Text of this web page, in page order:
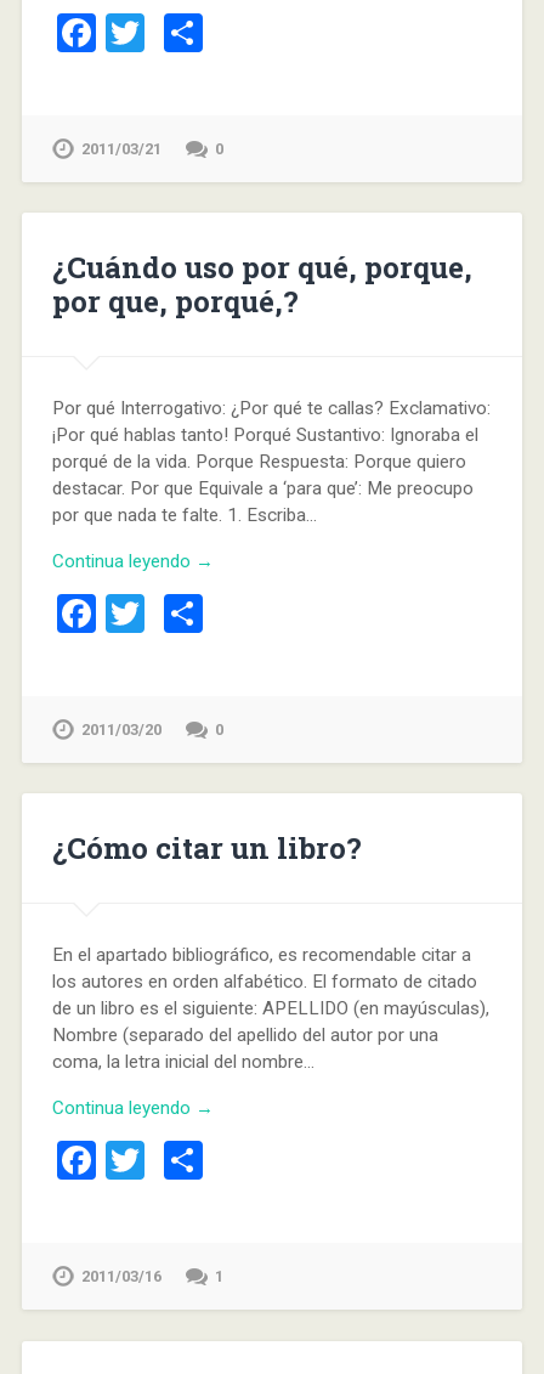
Facebook
Twitter
2011/03/21 0
¿Cuándo uso por qué, porque,
por que, porqué,?
Por qué Interrogativo: ¿Por qué te callas? Exclamativo:
¡Por qué hablas tanto! Porqué Sustantivo: Ignoraba el
porqué de la vida. Porque Respuesta: Porque quiero
destacar. Por que Equivale a ‘para que’: Me preocupo
por que nada te falte. 1. Escriba…
Continua leyendo →
Facebook
Twitter
2011/03/20 0
¿Cómo citar un libro?
En el apartado bibliográfico, es recomendable citar a
los autores en orden alfabético. El formato de citado
de un libro es el siguiente: APELLIDO (en mayúsculas),
Nombre (separado del apellido del autor por una
coma, la letra inicial del nombre…
Continua leyendo →
Facebook
Twitter
2011/03/16 1